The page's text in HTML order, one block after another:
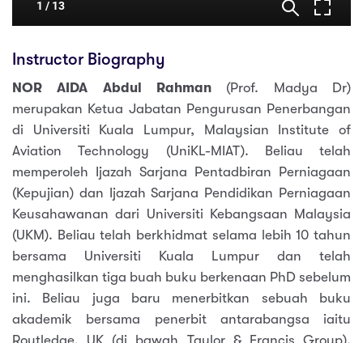
Instructor Biography
NOR AIDA Abdul Rahman (Prof. Madya Dr)
merupakan Ketua Jabatan Pengurusan Penerbangan
di Universiti Kuala Lumpur, Malaysian Institute of
Aviation Technology (UniKL-MIAT). Beliau telah
memperoleh Ijazah Sarjana Pentadbiran Perniagaan
(Kepujian) dan Ijazah Sarjana Pendidikan Perniagaan
Keusahawanan dari Universiti Kebangsaan Malaysia
(UKM). Beliau telah berkhidmat selama lebih 10 tahun
bersama Universiti Kuala Lumpur dan telah
menghasilkan tiga buah buku berkenaan PhD sebelum
ini. Beliau juga baru menerbitkan sebuah buku
akademik bersama penerbit antarabangsa iaitu
Routledge, UK (di bawah Taylor & Francis Group).